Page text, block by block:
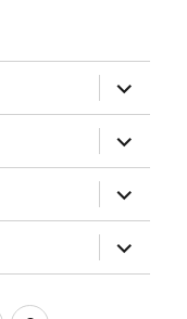
ouvrir
le
sous-
menu
ouvrir
le
sous-
menu
ouvrir
le
sous-
menu
ouvrir
le
sous-